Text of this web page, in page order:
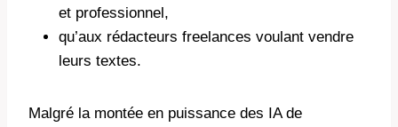
et professionnel,
qu’aux rédacteurs freelances voulant vendre
leurs textes.
Malgré la montée en puissance des IA de